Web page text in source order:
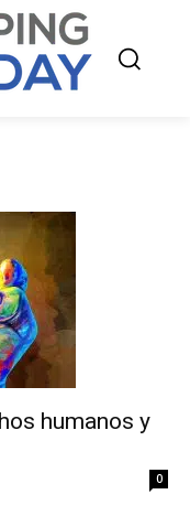
humanos y
0